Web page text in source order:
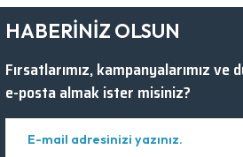
HABERİNİZ OLSUN
Fırsatlarımız, kampanyalarımız ve
e-posta almak ister misiniz?